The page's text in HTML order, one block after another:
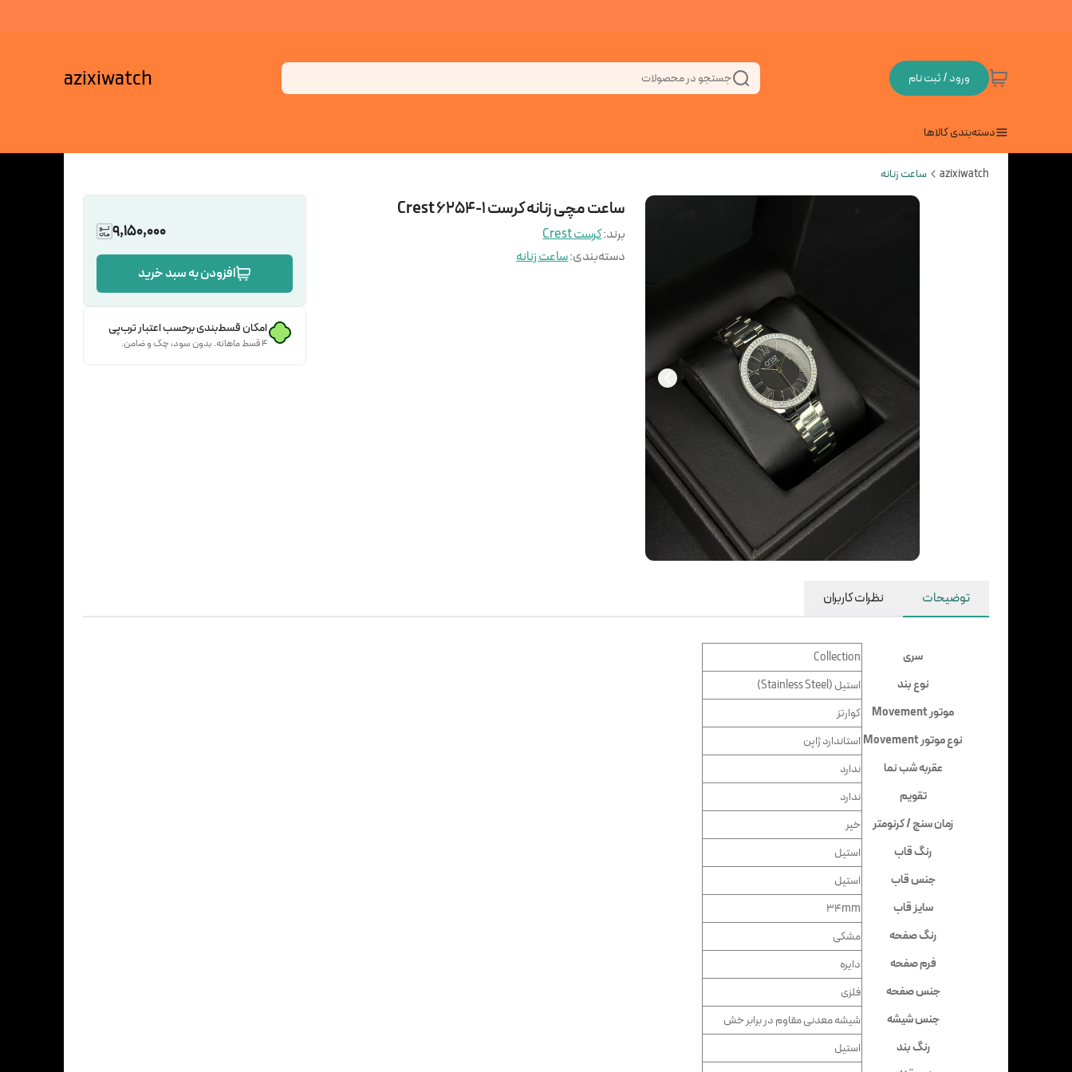
ورود / ثبت نام جستجو در محصولات azixiwatch
دسته‌بندی کالاها
azixiwatch ساعت زنانه
ساعت مچی زنانه کرست Crest 6254-1
برند:کرست Crest
دسته‌بندی:ساعت زنانه
9,150,000
افزودن به سبد خرید
امکان قسط‌بندی برحسب اعتبار ترب‌پی
۴ قسط ماهانه. بدون سود، چک و ضامن.
توضیحات نظرات کاربران
سری
Collection
نوع بند
استیل (Stainless Steel)
موتور Movement
کوارتز
نوع موتور Movement
استاندارد ژاپن
عقربه شب نما
ندارد
تقویم
ندارد
زمان سنج / کرنومتر
خیر
رنگ قاب
استیل
جنس قاب
استیل
سایز قاب
34mm
رنگ صفحه
مشکی
فرم صفحه
دایره
جنس صفحه
فلزی
جنس شیشه
شيشه معدنى مقاوم در برابر خش
رنگ بند
استیل